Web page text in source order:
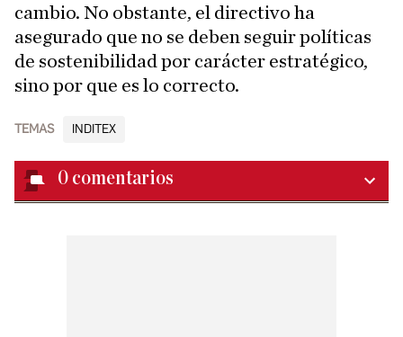
cambio. No obstante, el directivo ha
asegurado que no se deben seguir políticas
de sostenibilidad por carácter estratégico,
sino por que es lo correcto.
TEMAS INDITEX
0 comentarios